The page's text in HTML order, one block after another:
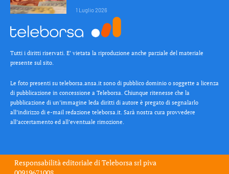
1 Luglio 2026
Tutti i diritti riservati. E’ vietata la riproduzione anche parziale del materiale
presente sul sito.
Le foto presenti su teleborsa.ansa.it sono di pubblico dominio o soggette a licenza
di pubblicazione in concessione a Teleborsa. Chiunque ritenesse che la
pubblicazione di un’immagine leda diritti di autore è pregato di segnalarlo
all’indirizzo di e-mail redazione teleborsa.it. Sarà nostra cura provvedere
all’accertamento ed all’eventuale rimozione.
Responsabilità editoriale diTeleborsa srl piva